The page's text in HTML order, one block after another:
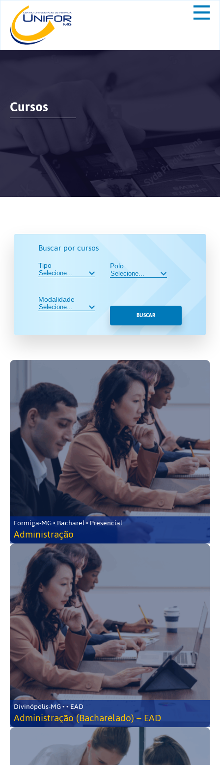
Cursos
Buscar por cursos
Tipo
Modalidade
Polo
BUSCAR
Formiga-MG • Bacharel • Presencial
Administração
Divinópolis-MG • • EAD
Administração (Bacharelado) – EAD